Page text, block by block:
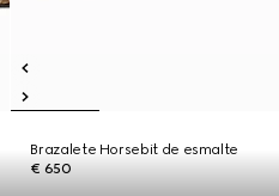
Brazalete Horsebit de esmalte
€ 650